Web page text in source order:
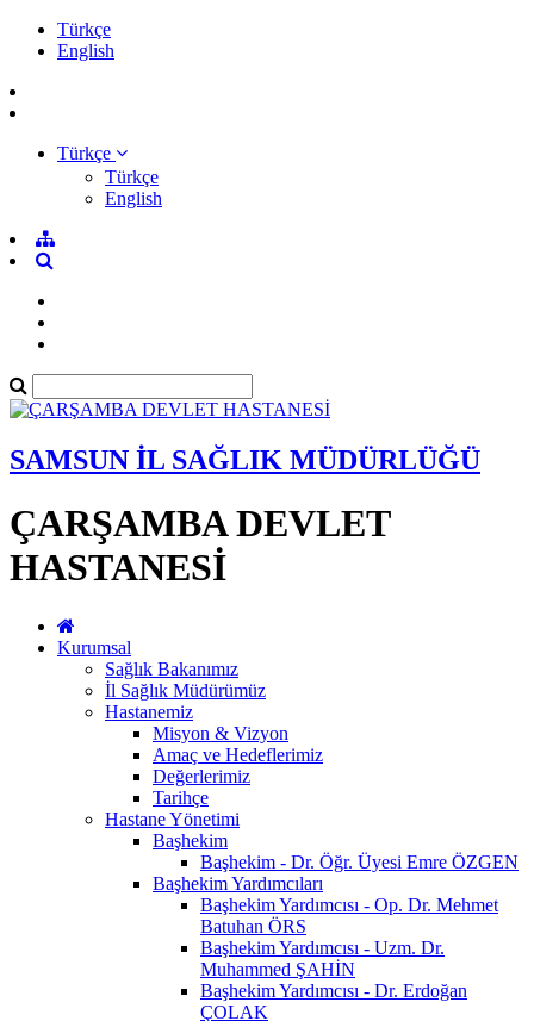
Türkçe
English
Türkçe
Türkçe
English
SAMSUN İL SAĞLIK MÜDÜRLÜĞÜ
ÇARŞAMBA DEVLET
HASTANESİ
Kurumsal
Sağlık Bakanımız
İl Sağlık Müdürümüz
Hastanemiz
Misyon & Vizyon
Amaç ve Hedeflerimiz
Değerlerimiz
Tarihçe
Hastane Yönetimi
Başhekim
Başhekim - Dr. Öğr. Üyesi Emre ÖZGEN
Başhekim Yardımcıları
Başhekim Yardımcısı - Op. Dr. Mehmet
Batuhan ÖRS
Başhekim Yardımcısı - Uzm. Dr.
Muhammed ŞAHİN
Başhekim Yardımcısı - Dr. Erdoğan
ÇOLAK